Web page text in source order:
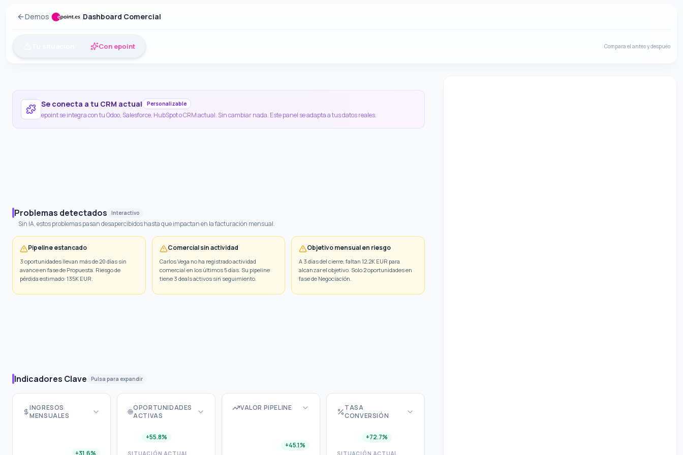
Demos Dashboard Comercial
Con epoint Compara el antes y después
Se conecta a tu CRM actual Personalizable
epoint se integra con tu Odoo, Salesforce, HubSpot o CRM actual. Sin cambiar nada. Este panel se adapta a tus datos reales.
Problemas detectados Interactivo
Sin IA, estos problemas pasan desapercibidos hasta que impactan en la facturación mensual.
Pipeline estancado
3 oportunidades llevan más de 20 días sin
avance en fase de Propuesta. Riesgo de
pérdida estimado: 135K EUR.
Comercial sin actividad
Carlos Vega no ha registrado actividad
comercial en los últimos 5 días. Su pipeline
tiene 3 deals activos sin seguimiento.
Objetivo mensual en riesgo
A 3 días del cierre, faltan 12.2K EUR para
alcanzar el objetivo. Solo 2 oportunidades en
fase de Negociación.
Indicadores Clave Pulsa para expandir
INGRESOS
MENSUALES
+31.6%
OPORTUNIDADES
ACTIVAS
+55.8%
SITUACIÓN ACTUAL
VALOR PIPELINE
+45.1%
TASA
CONVERSIÓN
+72.7%
SITUACIÓN ACTUAL